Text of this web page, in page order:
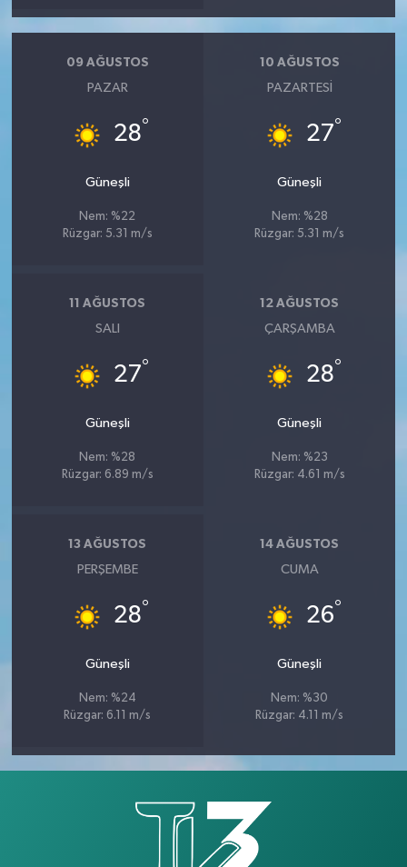
09 AĞUSTOS
PAZAR
28°
Güneşli
Nem: %22
Rüzgar: 5.31 m/s
10 AĞUSTOS
PAZARTESI
27°
Güneşli
Nem: %28
Rüzgar: 5.31 m/s
11 AĞUSTOS
SALI
27°
Güneşli
Nem: %28
Rüzgar: 6.89 m/s
12 AĞUSTOS
ÇARŞAMBA
28°
Güneşli
Nem: %23
Rüzgar: 4.61 m/s
13 AĞUSTOS
PERŞEMBE
28°
Güneşli
Nem: %24
Rüzgar: 6.11 m/s
14 AĞUSTOS
CUMA
26°
Güneşli
Nem: %30
Rüzgar: 4.11 m/s